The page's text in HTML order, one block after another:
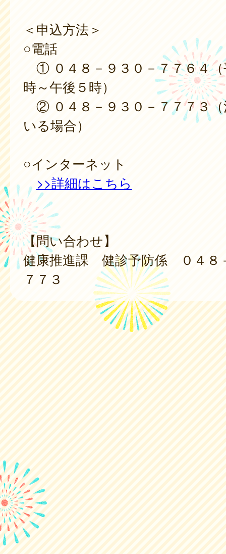
＜申込方法＞
○電話
① ０４８－９３０－７７６４（
時～午後５時）
② ０４８－９３０－７７７３
いる場合）
○インターネット
>>詳細はこちら
【問い合わせ】
健康推進課 健診予防係 ０４８
７７３